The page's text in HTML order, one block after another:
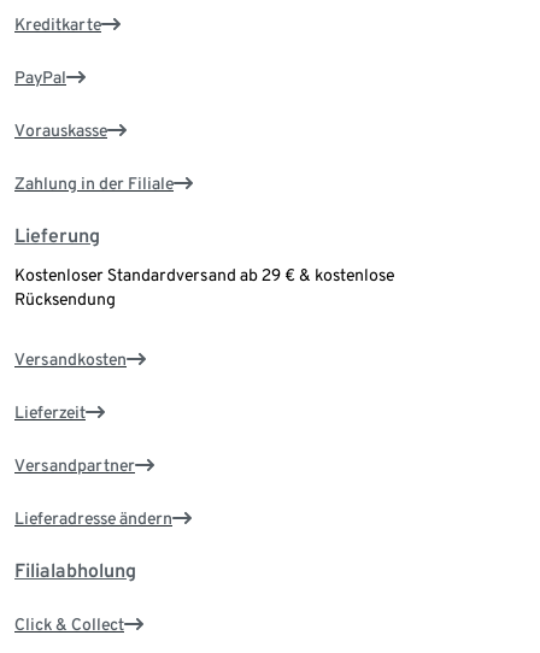
Kreditkarte
PayPal
Vorauskasse
Zahlung in der Filiale
Lieferung
Kostenloser Standardversand ab 29 € & kostenlose
Rücksendung
Versandkosten
Lieferzeit
Versandpartner
Lieferadresse ändern
Filialabholung
Click & Collect